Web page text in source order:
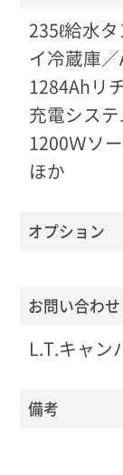
235ℓ給水
イ冷蔵庫
1284Ahリ
充電シス
1200Ｗソ
ほか
オプション
お問い合わせ
L.T.キャン
備考